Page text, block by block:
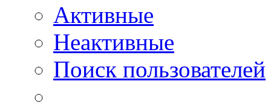
Активные
Неактивные
Поиск пользователей